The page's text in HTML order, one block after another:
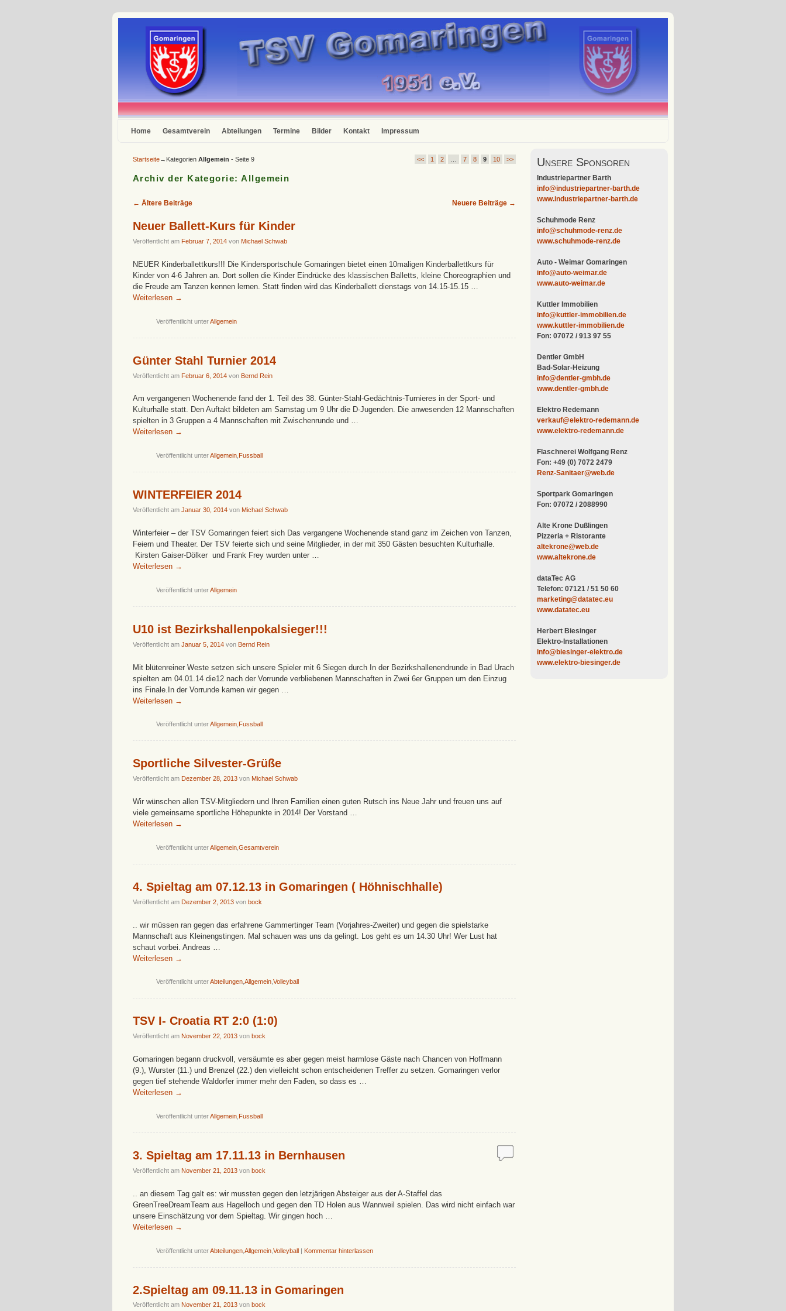
Home Gesamtverein Abteilungen Termine Bilder Kontakt Impressum
Startseite→Kategorien Allgemein - Seite 9 << 1 2 7 8 9 10 >>
Archiv der Kategorie:Allgemein
Artikelnavigation
← Ältere Beiträge Neuere Beiträge →
Neuer Ballett-Kurs für Kinder
Veröffentlicht am Februar 7, 2014 von Michael Schwab
NEUER Kinderballettkurs!!! Die Kindersportschule Gomaringen bietet einen 10maligen Kinderballettkurs für
Kinder von 4-6 Jahren an. Dort sollen die Kinder Eindrücke des klassischen Balletts, kleine Choreographien und
die Freude am Tanzen kennen lernen. Statt finden wird das Kinderballett dienstags von 14.15-15.15 …
Weiterlesen →
Veröffentlicht unterAllgemein
Günter Stahl Turnier 2014
Veröffentlicht am Februar 6, 2014 von Bernd Rein
Am vergangenen Wochenende fand der 1. Teil des 38. Günter-Stahl-Gedächtnis-Turnieres in der Sport- und
Kulturhalle statt. Den Auftakt bildeten am Samstag um 9 Uhr die D-Jugenden. Die anwesenden 12 Mannschaften
spielten in 3 Gruppen a 4 Mannschaften mit Zwischenrunde und …
Weiterlesen →
Veröffentlicht unterAllgemein, Fussball
WINTERFEIER 2014
Veröffentlicht am Januar 30, 2014 von Michael Schwab
Winterfeier – der TSV Gomaringen feiert sich Das vergangene Wochenende stand ganz im Zeichen von Tanzen,
Feiern und Theater. Der TSV feierte sich und seine Mitglieder, in der mit 350 Gästen besuchten Kulturhalle.
Kirsten Gaiser-Dölker und Frank Frey wurden unter …
Weiterlesen →
Veröffentlicht unterAllgemein
U10 ist Bezirkshallenpokalsieger!!!
Veröffentlicht am Januar 5, 2014 von Bernd Rein
Mit blütenreiner Weste setzen sich unsere Spieler mit 6 Siegen durch In der Bezirkshallenendrunde in Bad Urach
spielten am 04.01.14 die12 nach der Vorrunde verbliebenen Mannschaften in Zwei 6er Gruppen um den Einzug
ins Finale.In der Vorrunde kamen wir gegen …
Weiterlesen →
Veröffentlicht unterAllgemein, Fussball
Sportliche Silvester-Grüße
Veröffentlicht am Dezember 28, 2013 von Michael Schwab
Wir wünschen allen TSV-Mitgliedern und Ihren Familien einen guten Rutsch ins Neue Jahr und freuen uns auf
viele gemeinsame sportliche Höhepunkte in 2014! Der Vorstand …
Weiterlesen →
Veröffentlicht unterAllgemein Gesamtverein
4. Spieltag am 07.12.13 in Gomaringen ( Höhnischhalle)
Veröffentlicht am Dezember 2, 2013 von bock
.. wir müssen ran gegen das erfahrene Gammertinger Team (Vorjahres-Zweiter) und gegen die spielstarke
Mannschaft aus Kleinengstingen. Mal schauen was uns da gelingt. Los geht es um 14.30 Uhr! Wer Lust hat
schaut vorbei. Andreas …
Weiterlesen →
Veröffentlicht unterAbteilungen,Allgemein,Volleyball
TSV I- Croatia RT 2:0 (1:0)
Veröffentlicht am November 22, 2013 von bock
Gomaringen begann druckvoll, versäumte es aber gegen meist harmlose Gäste nach Chancen von Hoffmann
(9.), Wurster (11.) und Brenzel (22.) den vielleicht schon entscheidenen Treffer zu setzen. Gomaringen verlor
gegen tief stehende Waldorfer immer mehr den Faden, so dass es …
Weiterlesen →
Veröffentlicht unterAllgemein Fussball
3. Spieltag am 17.11.13 in Bernhausen
Veröffentlicht am November 21, 2013 von bock
.. an diesem Tag galt es: wir mussten gegen den letzjärigen Absteiger aus der A-Staffel das
GreenTreeDreamTeam aus Hagelloch und gegen den TD Holen aus Wannweil spielen. Das wird nicht einfach war
unsere Einschätzung vor dem Spieltag. Wir gingen hoch …
Weiterlesen →
Veröffentlicht unterAbteilungen Allgemein Volleyball | Kommentar hinterlassen
2.Spieltag am 09.11.13 in Gomaringen
Veröffentlicht am November 21, 2013 von bock
Unsere Sponsoren
Industriepartner Barth
info@industriepartner-barth.de
www.industriepartner-barth.de
Schuhmode Renz
info@schuhmode-renz.de
www.schuhmode-renz.de
Auto - Weimar Gomaringen
info@auto-weimar.de
www.auto-weimar.de
Kuttler Immobilien
info@kuttler-immobilien.de
www.kuttler-immobilien.de
Fon: 07072 / 913 97 55
Dentler GmbH
Bad-Solar-Heizung
info@dentler-gmbh.de
www.dentler-gmbh.de
Elektro Redemann
verkauf@elektro-redemann.de
www.elektro-redemann.de
Flaschnerei Wolfgang Renz
Fon: +49 (0) 7072 2479
Renz-Sanitaer@web.de
Sportpark Gomaringen
Fon: 07072 / 2088990
Alte Krone Dußlingen
Pizzeria + Ristorante
altekrone@web.de
www.altekrone.de
dataTec AG
Telefon: 07121 / 51 50 60
marketing@datatec.eu
www.datatec.eu
Herbert Biesinger
Elektro-Installationen
info@biesinger-elektro.de
www.elektro-biesinger.de